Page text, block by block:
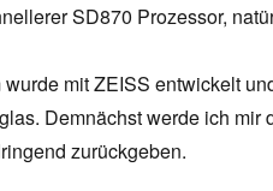
SD870 Prozessor,
mit ZEISS entwickelt
Demnächst werde ich mir
zurückgeben.